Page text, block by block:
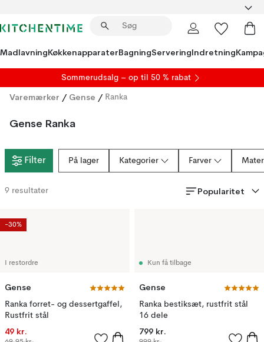
MadlavningKøkkenapparaterBagningServeringIndretning
Sommerudsalg – op til 50 % rabat
Varemærker / Gense / Ranka
Gense Ranka
Filter På lager Kategorier Farver
9 resultater Popularitet
I restordre
Gense
Ranka forret- og dessertgaffel,
Rustfrit stål
49 kr.
-30%
Kun få tilbage
Gense
Ranka bestiksæt, rustfrit stål
16 dele
799 kr.